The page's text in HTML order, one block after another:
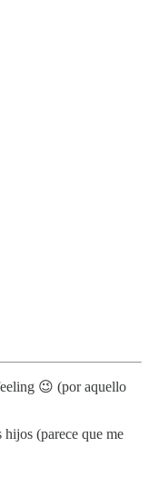
😉 (por aquello
hijos (parece que me